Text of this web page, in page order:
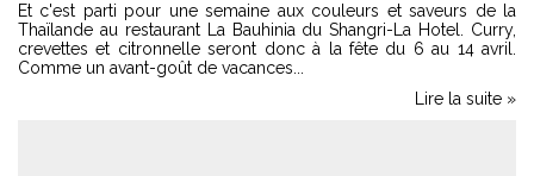
Et c'est parti pour une semaine aux couleurs et saveurs de la
Thaïlande au restaurant La Bauhinia du Shangri-La Hotel. Curry,
crevettes et citronnelle seront donc à la fête du 6 au 14 avril.
Comme un avant-goût de vacances...
Lire la suite »